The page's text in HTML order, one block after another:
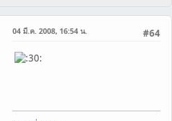
#64
04 มี.ค. 2008, 16:54 น.